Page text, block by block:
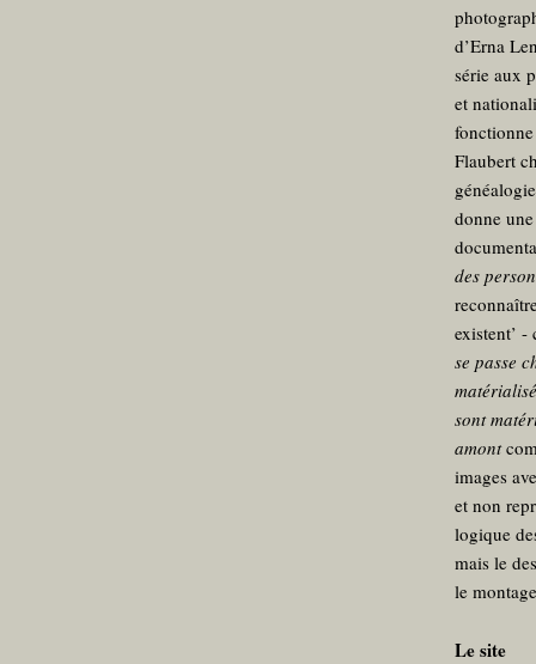
d’Erna
série aux
et
Flaubert
donne
des
existent’
se passe
sont
amont
images
et non
logique
mais le
le
Le site